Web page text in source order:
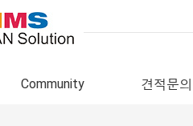
Community 견적문의